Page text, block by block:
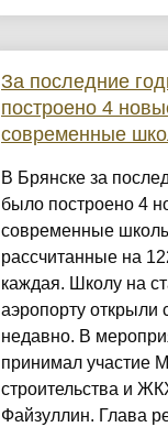
За последние
построено 4
современные
В Брянске за
было построено 4
современные
рассчитанные на
каждая. Школу на
аэропорту открыли
недавно. В
принимал участие
строительства и
Файзуллин. Глава